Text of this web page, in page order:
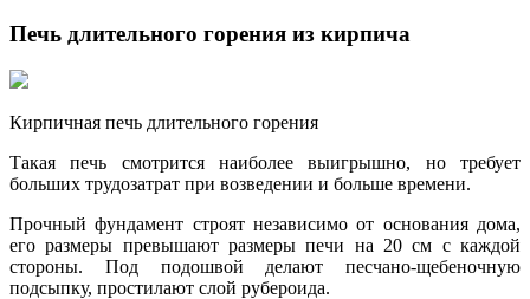
Печь длительного горения из кирпича
Кирпичная печь длительного горения
Такая печь смотрится наиболее выигрышно, но требует
больших трудозатрат при возведении и больше времени.
Прочный фундамент строят независимо от основания дома,
его размеры превышают размеры печи на 20 см с каждой
стороны. Под подошвой делают песчано-щебеночную
подсыпку, простилают слой рубероида.